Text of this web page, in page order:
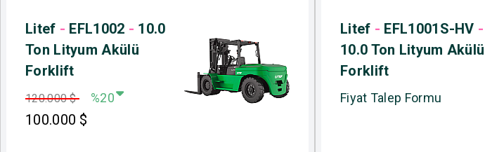
Litef - EFL1002 - 10.0
Ton Lityum Akülü
Forklift
120.000 $ %20
100.000 $
Litef - EFL1001S-HV -
10.0 Ton Lityum Akülü
Forklift
Fiyat Talep Formu